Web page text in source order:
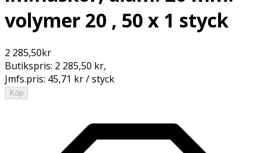
volymer 20 , 50 x 1 styck
2 285,50kr
Butikspris: 2 285,50 kr,
Jmfs.pris: 45,71 kr / styck
Köp